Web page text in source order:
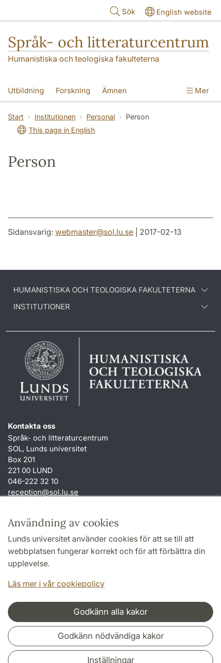
Användning av cookies
Lunds universitet använder cookies för att se till att
webbplatsen fungerar korrekt och för att förbättra din
upplevelse.
Läs mer i vår cookiepolicy
Godkänn alla kakor
Godkänn nödvändiga kakor
Inställningar
Sök English website
Språk- och litteraturcentrum
Humanistiska och teologiska fakulteterna
Utbildning Forskning Ämnen
SOL-husen Kontakt Institutionen
översättning till svenska
Mer
Start Institutionen Personal
Person
This page in English
Person
Sidansvarig: webmaster@sol.lu.se | 2017-02-13
HUMANISTISKA OCH TEOLOGISKA FAKULTETERNA
INSTITUTIONER
Kontakta oss
Språk- och litteraturcentrum
SOL, Lunds universitet
Box 201
221 00 LUND
046-222 32 10
reception@sol.lu.se
Genvägar
Om webbplatsen och cookies
Behandling av personuppgifter
Tillgänglighetsredogörelse
Samarbeten och nätverk